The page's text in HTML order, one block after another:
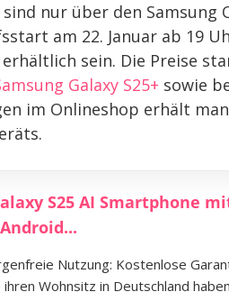
nur über den Samsung
am 22. Januar ab 19
sein. Die Preise
Galaxy S25+ sowie
im Onlineshop erhält
S25 AI Smartphone
Nutzung: Kostenlose
Wohnsitz in Deutschland